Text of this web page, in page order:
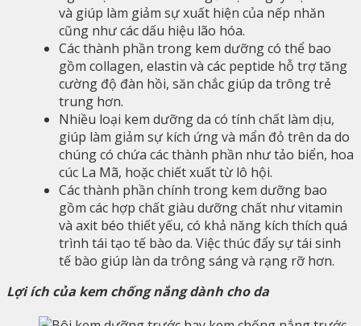
và giúp làm giảm sự xuất hiện của nếp nhăn
cũng như các dấu hiệu lão hóa.
Các thành phần trong kem dưỡng có thể bao
gồm collagen, elastin và các peptide hỗ trợ tăng
cường độ đàn hồi, săn chắc giúp da trông trẻ
trung hơn.
Nhiều loại kem dưỡng da có tính chất làm dịu,
giúp làm giảm sự kích ứng và mẩn đỏ trên da do
chúng có chứa các thành phần như tảo biển, hoa
cúc La Mã, hoặc chiết xuất từ lô hội.
Các thành phần chính trong kem dưỡng bao
gồm các hợp chất giàu dưỡng chất như vitamin
và axit béo thiết yếu, có khả năng kích thích quá
trình tái tạo tế bào da. Việc thúc đẩy sự tái sinh
tế bào giúp làn da trông sáng và rạng rỡ hơn.
Lợi ích của kem chống nắng dành cho da